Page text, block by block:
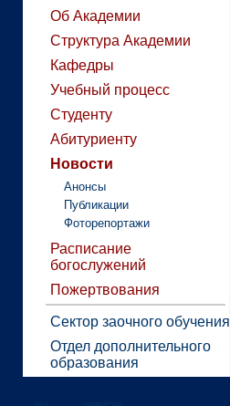
Об Академии
Структура Академии
Кафедры
Учебный процесс
Студенту
Абитуриенту
Новости
Анонсы
Публикации
Фоторепортажи
Расписание
богослужений
Пожертвования
Сектор заочного обучения
Отдел дополнительного
образования